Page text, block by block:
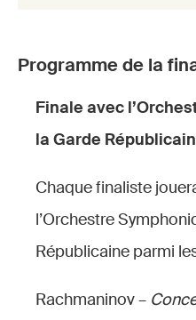
Programme de la
Finale avec
la Garde
Chaque finaliste
l’Orchestre
Républicaine parmi
Rachmaninov –